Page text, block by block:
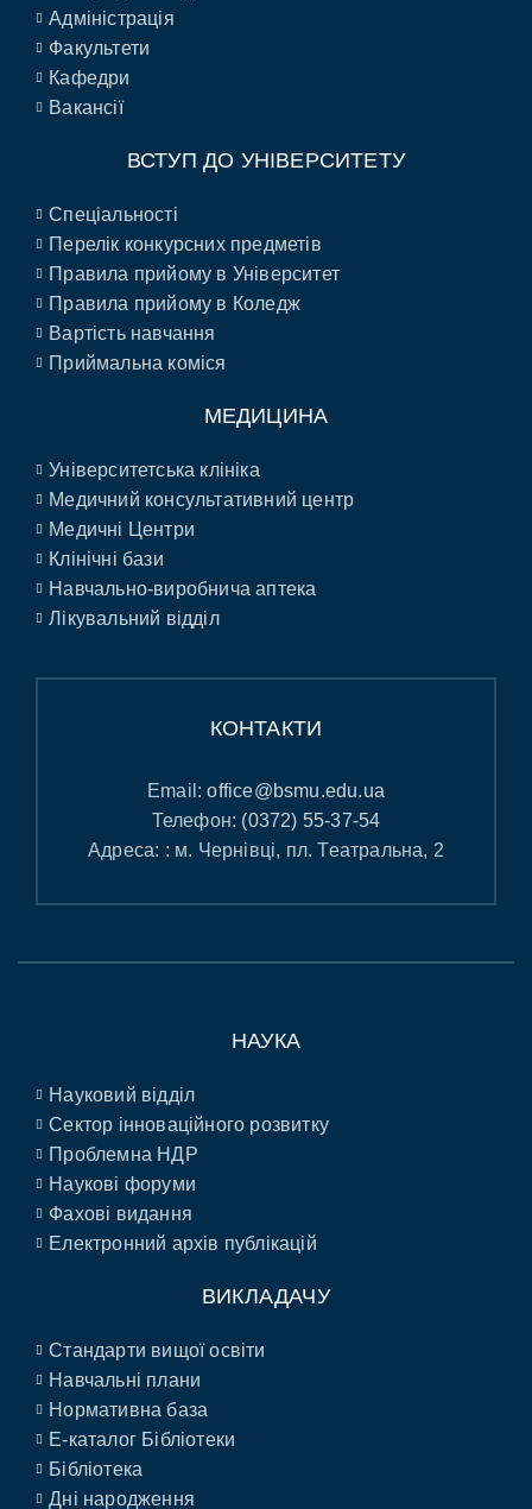
Адміністрація
Факультети
Кафедри
Вакансії
ВСТУП ДО УНІВЕРСИТЕТУ
Спеціальності
Перелік конкурсних предметів
Правила прийому в Університет
Правила прийому в Коледж
Вартість навчання
Приймальна коміся
МЕДИЦИНА
Університетська клініка
Медичний консультативний центр
Медичні Центри
Клінічні бази
Навчально-виробнича аптека
Лікувальний відділ
КОНТАКТИ
Email:office@bsmu.edu.ua
Телефон: (0372) 55-37-54
Адреса: : м. Чернівці, пл. Театральна, 2
НАУКА
Науковий відділ
Сектор інноваційного розвитку
Проблемна НДР
Наукові форуми
Фахові видання
Електронний архів публікацій
ВИКЛАДАЧУ
Стандарти вищої освіти
Навчальні плани
Нормативна база
E-каталог Бібліотеки
Бібліотека
Дні народження